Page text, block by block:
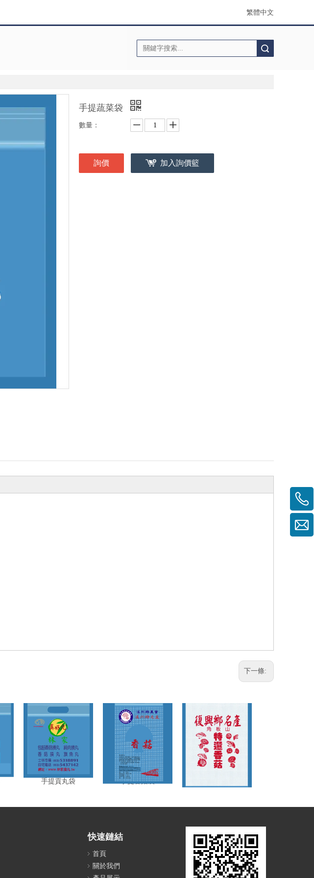
繁體中文
手提蔬菜袋
數量：
詢價 加入詢價籃
下一條:
手提貢丸袋 手提香菇袋
快速鏈結
首頁
關於我們